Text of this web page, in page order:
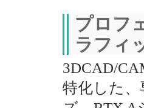
プロフ
ラフィ
3DCAD/
特化した、